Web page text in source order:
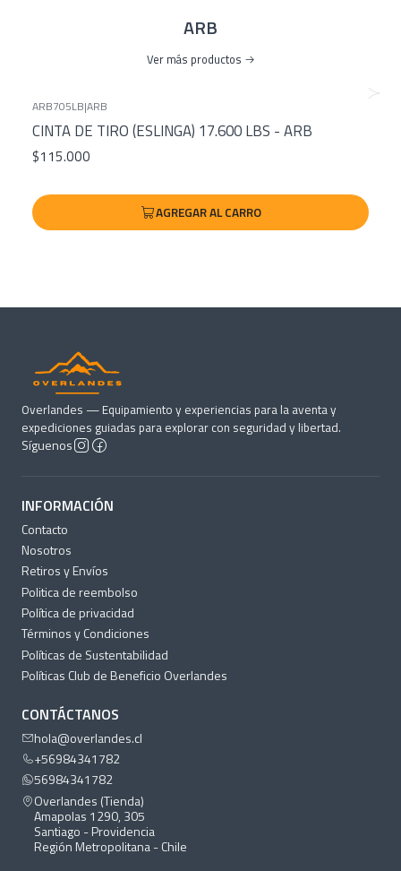
Herramienta de válvula de neumático x 1, Tapas de válvulas
ARB
Ver más productos
ARB705LB|ARB
CINTA DE TIRO (ESLINGA) 17.600 LBS - ARB
$115.000
AGREGAR AL CARRO
Overlandes — Equipamiento y experiencias para la aventa y
expediciones guiadas para explorar con seguridad y libertad.
Síguenos
INFORMACIÓN
Contacto
Nosotros
Retiros y Envíos
Politica de reembolso
Política de privacidad
Términos y Condiciones
Políticas de Sustentabilidad
Políticas Club de Beneficio Overlandes
CONTÁCTANOS
hola@overlandes.cl
+56984341782
56984341782
Overlandes (Tienda)
Amapolas 1290, 305
Santiago - Providencia
Región Metropolitana - Chile